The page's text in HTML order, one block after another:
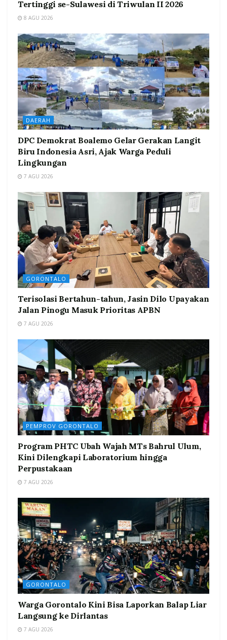
Tertinggi se-Sulawesi di Triwulan II 2026
8 AGU 2026
DAERAH
DPC Demokrat Boalemo Gelar Gerakan Langit
Biru Indonesia Asri, Ajak Warga Peduli
Lingkungan
7 AGU 2026
GORONTALO
Terisolasi Bertahun-tahun, Jasin Dilo Upayakan
Jalan Pinogu Masuk Prioritas APBN
7 AGU 2026
PEMPROV GORONTALO
Program PHTC Ubah Wajah MTs Bahrul Ulum,
Kini Dilengkapi Laboratorium hingga
Perpustakaan
7 AGU 2026
GORONTALO
Warga Gorontalo Kini Bisa Laporkan Balap Liar
Langsung ke Dirlantas
7 AGU 2026